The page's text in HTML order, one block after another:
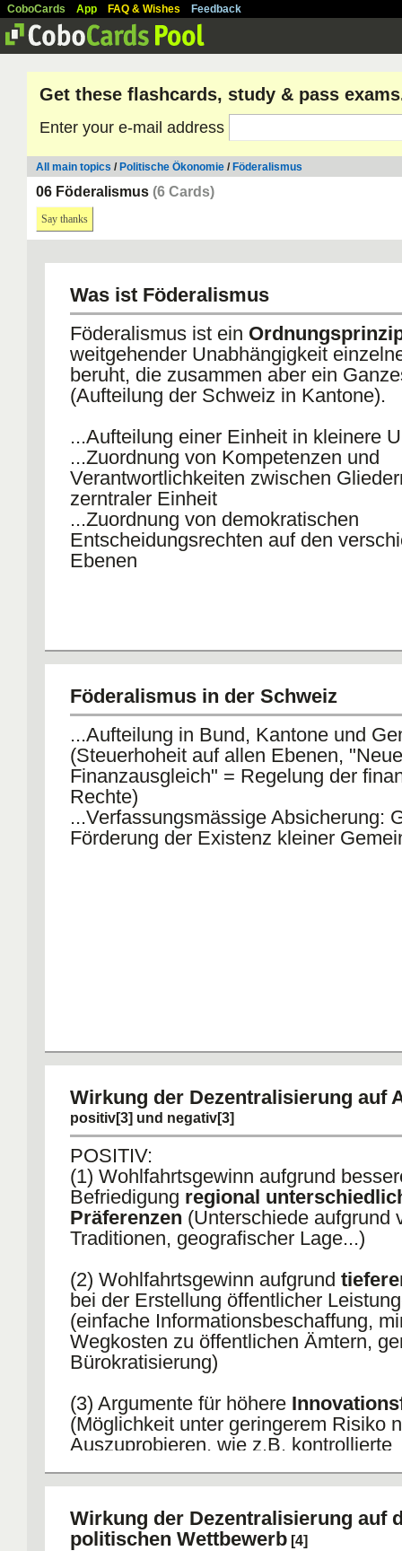
CoboCards App FAQ & Wishes Feedback
Get these flashcards, study & pass
Enter your e-mail address
All main topics / Politische Ökonomie / Föderalismus
06 Föderalismus (6 Cards)
Say thanks
Was ist Föderalismus
Föderalismus ist ein
weitgehender Unabhängigkeit
beruht, die zusammen aber ein
(Aufteilung der Schweiz in Kantone).
...Aufteilung einer Einheit in kleinere
...Zuordnung von Kompetenzen und
Verantwortlichkeiten zwischen
zerntraler Einheit
...Zuordnung von demokratischen
Entscheidungsrechten auf den
Ebenen
Föderalismus in der Schweiz
...Aufteilung in Bund, Kantone und
(Steuerhoheit auf allen Ebenen,
Finanzausgleich" = Regelung der
Rechte)
...Verfassungsmässige Absicherung:
Förderung der Existenz kleiner
Wirkung der Dezentralisierung auf
positiv[3] und negativ[3]
POSITIV:
(1) Wohlfahrtsgewinn aufgrund
Befriedigung regional
Präferenzen (Unterschiede aufgrund
Traditionen, geografischer Lage...)
(2) Wohlfahrtsgewinn aufgrund
bei der Erstellung öffentlicher
(einfache Informationsbeschaffung,
Wegkosten zu öffentlichen Ämtern,
Bürokratisierung)
(3) Argumente für höhere
(Möglichkeit unter geringerem Risiko
Auszuprobieren, wie z.B. kontrollierte
NEGATIV:
(4) Argumente derAllokativen
Wirkung der Dezentralisierung auf
politischen Wettbewerb [4]